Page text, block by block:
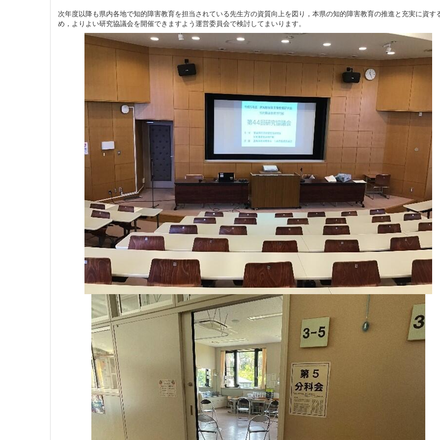
次年度以降も県内各地で知的障害教育を担当されている先生方の資質向上を図り，本県の知的障害教育の推進と充実に資す
め，よりよい研究協議会を開催できますよう運営委員会で検討してまいります。